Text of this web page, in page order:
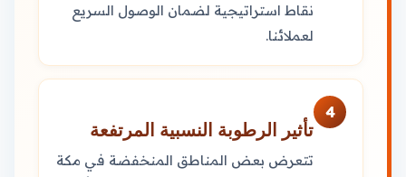
نقاط استراتيجية لضمان الوصول السريع
لعملائنا.
4
تأثير الرطوبة النسبية المرتفعة
تتعرض بعض المناطق المنخفضة في مكة